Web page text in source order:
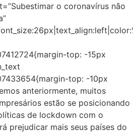
o coronavírus não
top: -15px
top: -10px
anteriormente, muitos
estão se posicionando
de lockdown com o
prejudicar mais seus países do